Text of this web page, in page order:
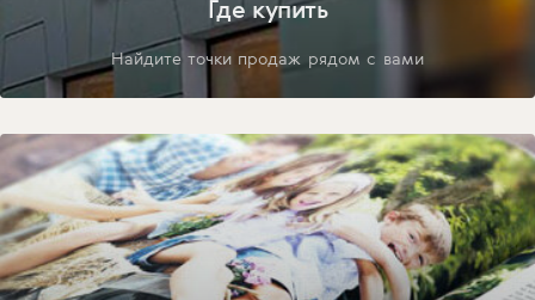
Где купить
Найдите точки продаж рядом с вами